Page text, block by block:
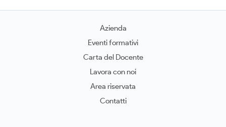
Azienda
Eventi formativi
Carta del Docente
Lavora con noi
Area riservata
Contatti